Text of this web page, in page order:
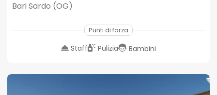
Bari Sardo (OG)
Punti di forza
Staff Pulizia Bambini